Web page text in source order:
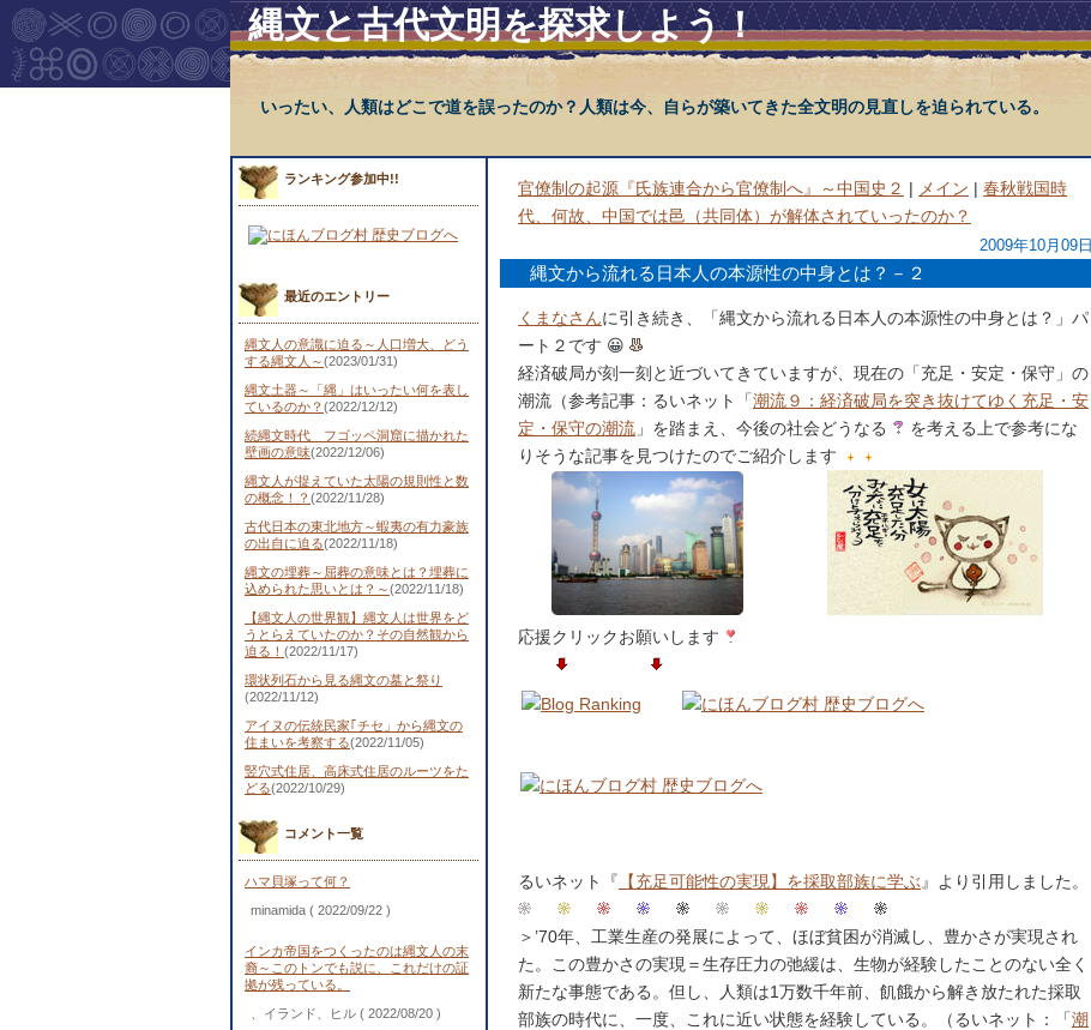
縄文と古代文明を探求しよう！
いったい、人類はどこで道を誤ったのか？人類は今、自らが築いてきた全文明の見直しを迫られている。
ランキング参加中!!
最近のエントリー
縄文人の意識に迫る～人口増大、どう
する縄文人～(2023/01/31)
縄文土器～「縄」はいったい何を表し
ているのか？ (2022/12/12)
続縄文時代 フゴッペ洞窟に描かれた
壁画の意味(2022/12/06)
縄文人が捉えていた太陽の規則性と数
の概念！？ (2022/11/28)
古代日本の東北地方～蝦夷の有力豪族
の出自に迫る(2022/11/18)
縄文の埋葬～屈葬の意味とは？埋葬に
込められた思いとは？～(2022/11/18)
【縄文人の世界観】縄文人は世界をど
うとらえていたのか？その自然観から
迫る！ (2022/11/17)
環状列石から見る縄文の墓と祭り
(2022/11/12)
アイヌの伝統民家｢チセ」から縄文の
住まいを考察する(2022/11/05)
竪穴式住居、高床式住居のルーツをた
どる(2022/10/29)
コメント一覧
ハマ貝塚って何？
minamida ( 2022/09/22 )
インカ帝国をつくったのは縄文人の末
裔～このトンでも説に、これだけの証
拠が残っている。
、イランド、ヒル ( 2022/08/20 )
官僚制の起源『氏族連合から官僚制へ』～中国史２ | メイン | 春秋戦国時
代、何故、中国では邑（共同体）が解体されていったのか？
2009年10月09日
縄文から流れる日本人の本源性の中身とは？－２
くまなさんに引き続き、「縄文から流れる日本人の本源性の中身とは？」パ
ート２です 😀
経済破局が刻一刻と近づいてきていますが、現在の「充足・安定・保守」の
潮流（参考記事：るいネット「潮流９：経済破局を突き抜けてゆく充足・安
定・保守の潮流 」を踏まえ、今後の社会どうなる
を考える上で参考にな
りそうな記事を見つけたのでご紹介します
応援クリックお願いします
るいネット『 【充足可能性の実現】を採取部族に学ぶ 』より引用しました。
＞’70年、工業生産の発展によって、ほぼ貧困が消滅し、豊かさが実現され
た。この豊かさの実現＝生存圧力の弛緩は、生物が経験したことのない全く
新たな事態である。但し、人類は1万数千年前、飢餓から解き放たれた採取
部族の時代に、一度、これに近い状態を経験している。（るいネット：「潮